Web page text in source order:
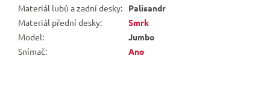
Materiál lubů a zadní desky:
Palisandr
Materiál přední desky:
Smrk
Model:
Jumbo
Snímač: Ano